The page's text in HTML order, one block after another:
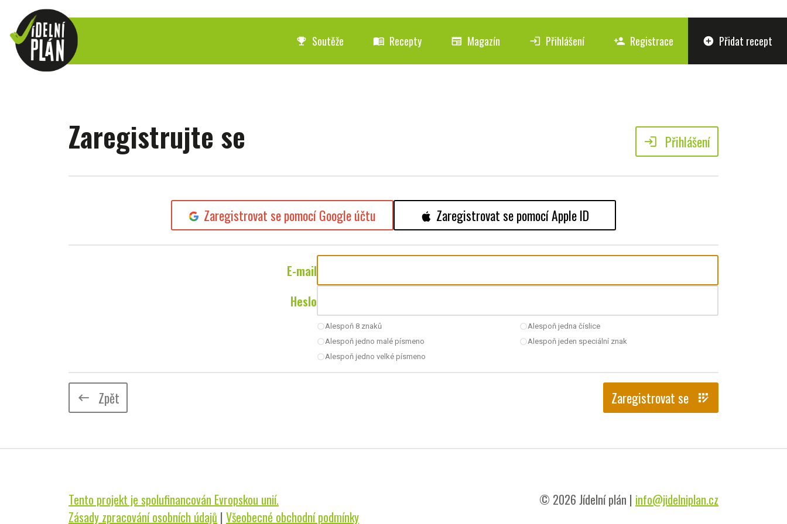
emoji_events Soutěže menu_book Recepty newspaper Magazín login Přihlášení person_add Registrace add_circle Přidat recept
Zaregistrujte se login Přihlášení
Zaregistrovat se pomocí Google účtu Zaregistrovat se pomocí Apple ID
E-mail
Heslo
radio_button_uncheckedAlespoň 8 znaků
radio_button_uncheckedAlespoň jedno malé písmeno
radio_button_uncheckedAlespoň jedno velké písmeno
radio_button_uncheckedAlespoň jedna číslice
radio_button_uncheckedAlespoň jeden speciální znak
keyboard_backspace Zpět Zaregistrovat se app_registration
Tento projekt je spolufinancován Evropskou unií.
Zásady zpracování osobních údajů | Všeobecné obchodní podmínky
© 2026 Jídelní plán | info@jidelniplan.cz